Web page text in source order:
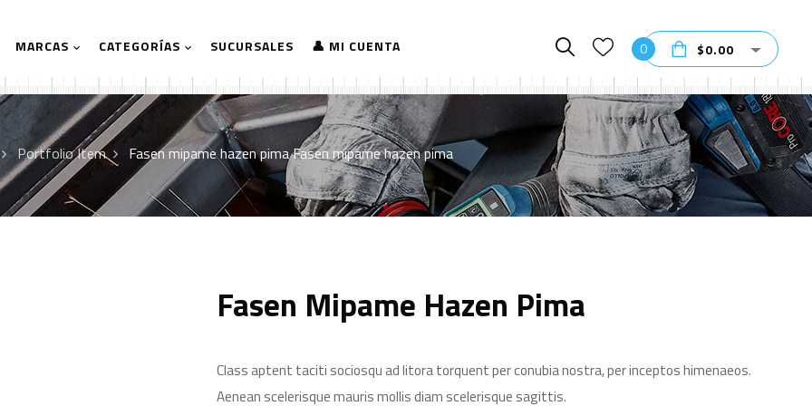
MARCAS CATEGORÍAS SUCURSALES 👤 MI CUENTA 0 $0.00
Portfolio Item Fasen mipame hazen pimaFasen mipame hazen pima
Fasen Mipame Hazen Pima
Class aptent taciti sociosqu ad litora torquent per conubia nostra, per inceptos himenaeos.
Aenean scelerisque mauris mollis diam scelerisque sagittis.